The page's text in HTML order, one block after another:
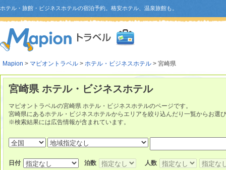
ホテル・旅館・ビジネスホテルの宿泊予約。格安ホテル、温泉旅館も。
Mapion > マピオントラベル > ホテル・ビジネスホテル > 宮崎県
宮崎県 ホテル・ビジネスホテル
マピオントラベルの宮崎県 ホテル・ビジネスホテルのページです。
宮崎県にあるホテル・ビジネスホテルからエリアを絞り込んだり一覧からお選
※検索結果には広告情報が含まれています。
日付 泊数 人数